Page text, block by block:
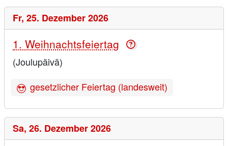
Fr, 25. Dezember 2026
1. Weihnachtsfeiertag
(Joulupäivä)
gesetzlicher Feiertag (landesweit)
Sa, 26. Dezember 2026